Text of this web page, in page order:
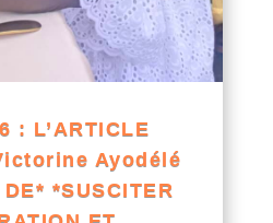
: L’ARTICLE
Ayodélé
*SUSCITER